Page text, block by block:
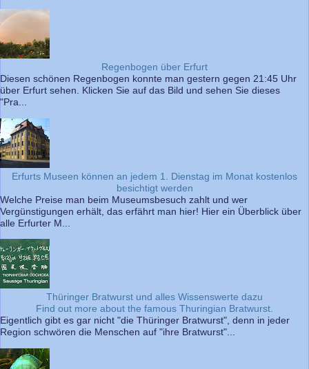
Regenbogen über Erfurt
Diesen schönen Regenbogen konnte man gestern gegen 21:45 Uhr
über Erfurt sehen. Klicken Sie auf das Bild und sehen Sie dieses
"Pra...
Erfurts Museen können an jedem 1. Dienstag im Monat kostenlos
besichtigt werden
Welche Preise man beim Museumsbesuch zahlt und wer
Vergünstigungen erhält, das erfährt man hier! Hier ein Überblick über
alle Erfurter M...
Thüringer Bratwurst und alles Wissenswerte dazu
Find out more about the famous Thuringian Bratwurst.
Eigentlich gibt es gar nicht "die Thüringer Bratwurst", denn in jeder
Region schwören die Menschen auf "ihre Bratwurst"...